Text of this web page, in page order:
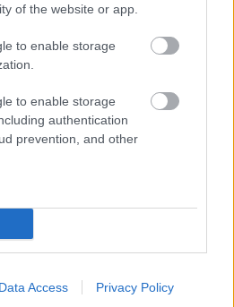
of the website or app.
to enable storage
to enable storage
authentication
prevention, and other
Data Access Privacy Policy